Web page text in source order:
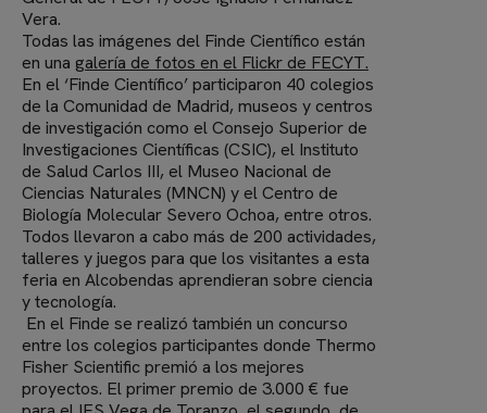
Vera.
Todas las imágenes del Finde Científico están
en una galería de fotos en el Flickr de FECYT.
En el ‘Finde Científico’ participaron 40 colegios
de la Comunidad de Madrid, museos y centros
de investigación como el Consejo Superior de
Investigaciones Científicas (CSIC), el Instituto
de Salud Carlos III, el Museo Nacional de
Ciencias Naturales (MNCN) y el Centro de
Biología Molecular Severo Ochoa, entre otros.
Todos llevaron a cabo más de 200 actividades,
talleres y juegos para que los visitantes a esta
feria en Alcobendas aprendieran sobre ciencia
y tecnología.
En el Finde se realizó también un concurso
entre los colegios participantes donde Thermo
Fisher Scientific premió a los mejores
proyectos. El primer premio de 3.000 € fue